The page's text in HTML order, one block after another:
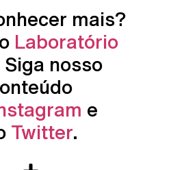
mais?
Laboratório
Siga nosso
e
Twitter.